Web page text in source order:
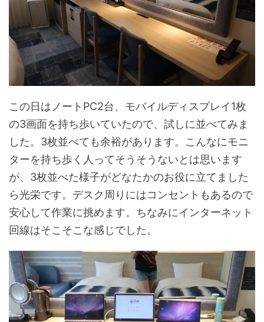
この日はノートPC2台、モバイルディスプレイ1枚
の3画面を持ち歩いていたので、試しに並べてみま
した。3枚並べても余裕があります。こんなにモニ
ターを持ち歩く人ってそうそうないとは思います
が、3枚並べた様子がどなたかのお役に立てました
ら光栄です。デスク周りにはコンセントもあるので
安心して作業に挑めます。ちなみにインターネット
回線はそこそこな感じでした。